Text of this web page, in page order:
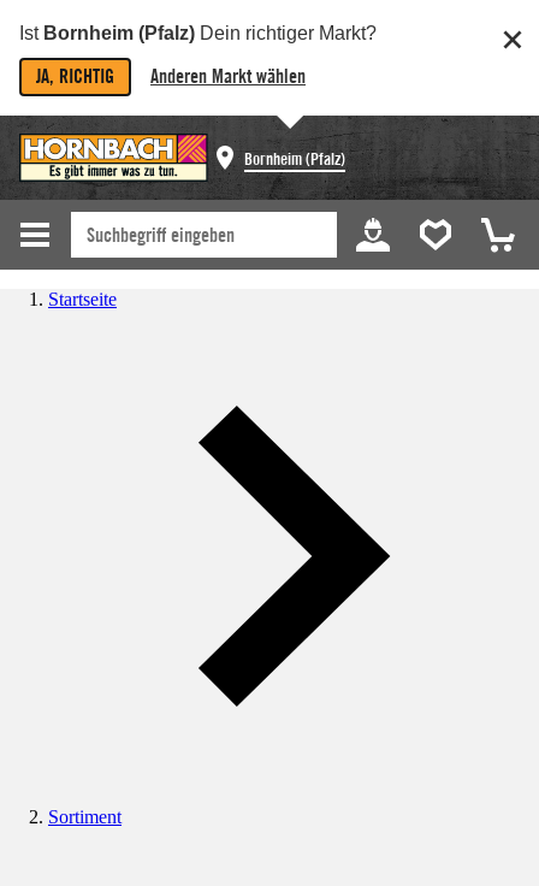
Ist Bornheim (Pfalz) Dein richtiger Markt?
JA, RICHTIG Anderen Markt wählen
Bornheim (Pfalz)
Startseite
Sortiment